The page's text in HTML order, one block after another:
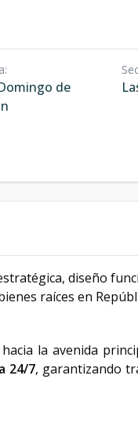
:
de
diseño
raíces en
la avenida
24/7, garantizando